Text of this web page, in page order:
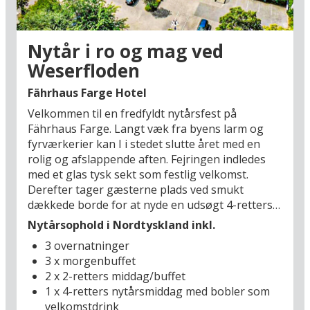
Derudover findes der smukke vandre- og
cykelstier i den idylliske natur langs Weserfloden
– perfekte til en frisk vintergåtur. I det
nærliggende Vegesack kan I spadsere langs den
charmerende havn, nyde hyggelige caféer og
måske slappe af med et varmt saunabad i
svømmehallen. Dette er en ferie, hvor I kan
kombinere afslapning med spændende
udflugter, inden det nye år begynder.
Nytår i ro og mag ved
Weserfloden
Fährhaus Farge Hotel
Velkommen til en fredfyldt nytårsfest på
Fährhaus Farge. Langt væk fra byens larm og
fyrværkerier kan I i stedet slutte året med en
rolig og afslappende aften. Fejringen indledes
med et glas tysk sekt som festlig velkomst.
Derefter tager gæsterne plads ved smukt
dækkede borde for at nyde en udsøgt 4-retters
nytårsmiddag. Under middagen spilles rolig
baggrundsmusik, som skaber en stille og intim
atmosfære. Dette er det perfekte sted for jer,
der drømmer om en nytårsaften i fred og ro,
hvor I kan reflektere over det gamle år og byde
det nye velkommen i en afslappet stemning.
Nytårsophold i Nordtyskland inkl.
3 overnatninger
3 x morgenbuffet
2 x 2-retters middag/buffet
1 x 4-retters nytårsmiddag med bobler som
velkomstdrink